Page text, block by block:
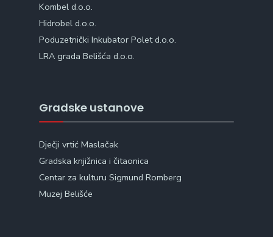
Kombel d.o.o.
Hidrobel d.o.o.
Poduzetnički Inkubator Polet d.o.o.
LRA grada Belišća d.o.o.
Gradske ustanove
Dječji vrtić Maslačak
Gradska knjižnica i čitaonica
Centar za kulturu Sigmund Romberg
Muzej Belišće